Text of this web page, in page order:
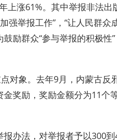
上涨61%。其中举报非法
强举报工作”，“让人民群众
励群众“参与举报的积极性
对象。去年9月，内蒙古反
奖励，奖励金额分为11个
办法，对举报者予以300